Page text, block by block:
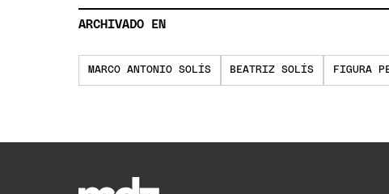
ARCHIVADO EN
MARCO ANTONIO SOLÍS BEATRIZ SOLÍS FIGURA